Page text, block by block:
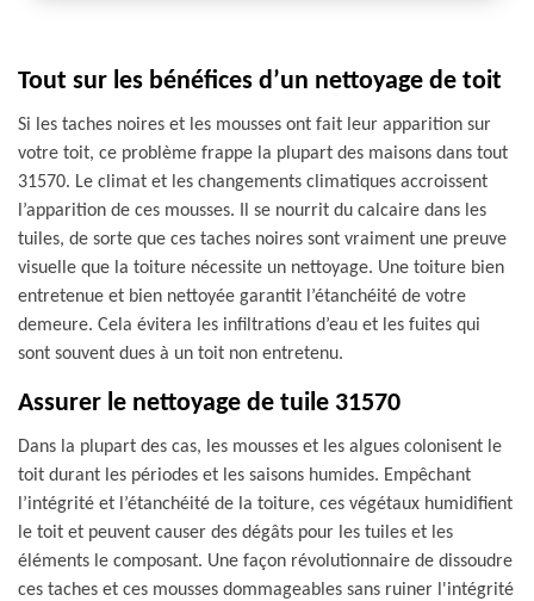
Tout sur les bénéfices d’un nettoyage de toit
Si les taches noires et les mousses ont fait leur apparition sur
votre toit, ce problème frappe la plupart des maisons dans tout
31570. Le climat et les changements climatiques accroissent
l’apparition de ces mousses. Il se nourrit du calcaire dans les
tuiles, de sorte que ces taches noires sont vraiment une preuve
visuelle que la toiture nécessite un nettoyage. Une toiture bien
entretenue et bien nettoyée garantit l’étanchéité de votre
demeure. Cela évitera les infiltrations d’eau et les fuites qui
sont souvent dues à un toit non entretenu.
Assurer le nettoyage de tuile 31570
Dans la plupart des cas, les mousses et les algues colonisent le
toit durant les périodes et les saisons humides. Empêchant
l’intégrité et l’étanchéité de la toiture, ces végétaux humidifient
le toit et peuvent causer des dégâts pour les tuiles et les
éléments le composant. Une façon révolutionnaire de dissoudre
ces taches et ces mousses dommageables sans ruiner l'intégrité